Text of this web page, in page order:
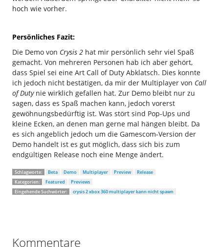
hoch wie vorher.
Persönliches Fazit:
Die Demo von Crysis 2 hat mir persönlich sehr viel Spaß
gemacht. Von mehreren Personen hab ich aber gehört,
dass Spiel sei eine Art Call of Duty Abklatsch. Dies konnte
ich jedoch nicht bestätigen, da mir der Multiplayer von Call
of Dutynie wirklich gefallen hat. Zur Demo bleibt nur zu
sagen, dass es Spaß machen kann, jedoch vorerst
gewöhnungsbedürftig ist. Was stört sind Pop-Ups und
kleine Ecken, an denen man gerne mal hängen bleibt. Da
es sich angeblich jedoch um die Gamescom-Version der
Demo handelt ist es gut möglich, dass sich bis zum
endgültigen Release noch eine Menge ändert.
Schlagworte: Beta Demo Multiplayer Preview
Release
Kategorien:
Featured
Previews
Eingehende Suchwörter:
crysis 2 xbox 360 multiplayer kann nicht spawn
Kommentare